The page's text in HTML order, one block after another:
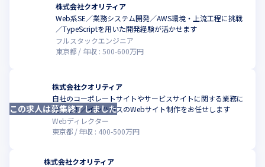
株式会社クオリティア
Web系SE／業務システム開発／AWS環境・上流工程に挑戦
／TypeScriptを用いた開発経験が活かせます
フルスタックエンジニア
東京都
年収 : 500-600万円
株式会社クオリティア
自社のコーポレートサイトやサービスサイトに関する業務に
携わる！／インハウスのWebサイト制作をお任せします
Webディレクター
東京都
年収 : 400-500万円
この求人は募集終了しました
株式会社クオリティア